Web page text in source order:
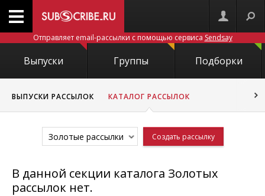
Отправляет email-рассылки с помощью сервиса Sendsay
Выпуски Группы Подборки
ВЫПУСКИ РАССЫЛОК КАТАЛОГ РАССЫЛОК
Золотые рассылки Создать рассылку
В данной секции каталога Золотых
рассылок нет.